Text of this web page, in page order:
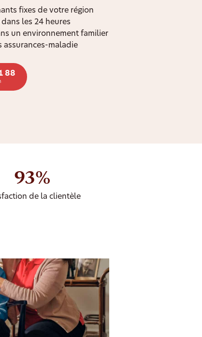
fixes de votre région
les 24 heures
un environnement familier
assurances-maladie
88
93%
de la clientèle